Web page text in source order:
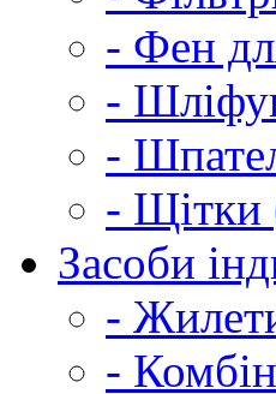
- Фен
-
-
- Щітки
Засоби
-
-